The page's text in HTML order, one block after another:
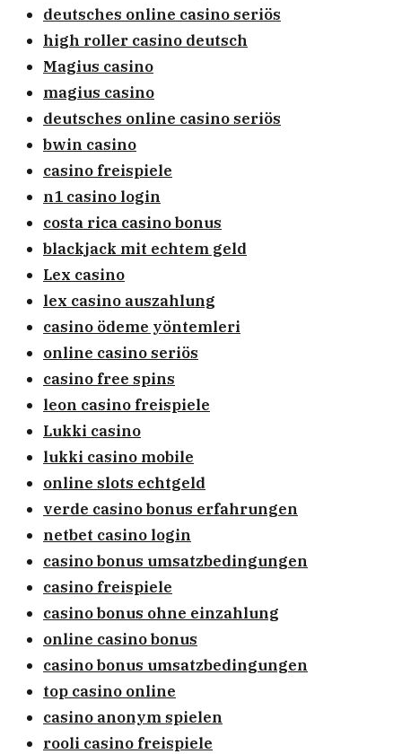
deutsches online casino seriös
high roller casino deutsch
Magius casino
magius casino
deutsches online casino seriös
bwin casino
casino freispiele
n1 casino login
costa rica casino bonus
blackjack mit echtem geld
Lex casino
lex casino auszahlung
casino ödeme yöntemleri
online casino seriös
casino free spins
leon casino freispiele
Lukki casino
lukki casino mobile
online slots echtgeld
verde casino bonus erfahrungen
netbet casino login
casino bonus umsatzbedingungen
casino freispiele
casino bonus ohne einzahlung
online casino bonus
casino bonus umsatzbedingungen
top casino online
casino anonym spielen
rooli casino freispiele